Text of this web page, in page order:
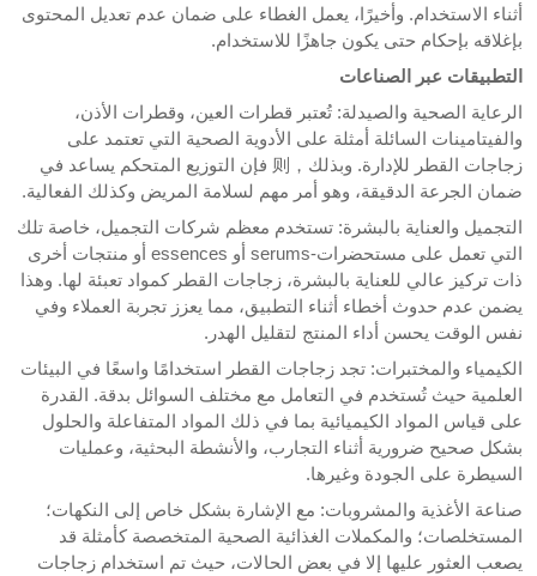
أثناء الاستخدام. وأخيرًا، يعمل الغطاء على ضمان عدم تعديل المحتوى
بإغلاقه بإحكام حتى يكون جاهزًا للاستخدام.
التطبيقات عبر الصناعات
الرعاية الصحية والصيدلة: تُعتبر قطرات العين، وقطرات الأذن،
والفيتامينات السائلة أمثلة على الأدوية الصحية التي تعتمد على
زجاجات القطر للإدارة. وبذلك，则 فإن التوزيع المتحكم يساعد في
ضمان الجرعة الدقيقة، وهو أمر مهم لسلامة المريض وكذلك الفعالية.
التجميل والعناية بالبشرة: تستخدم معظم شركات التجميل، خاصة تلك
التي تعمل على مستحضرات-serums أو essences أو منتجات أخرى
ذات تركيز عالي للعناية بالبشرة، زجاجات القطر كمواد تعبئة لها. وهذا
يضمن عدم حدوث أخطاء أثناء التطبيق، مما يعزز تجربة العملاء وفي
نفس الوقت يحسن أداء المنتج لتقليل الهدر.
الكيمياء والمختبرات: تجد زجاجات القطر استخدامًا واسعًا في البيئات
العلمية حيث تُستخدم في التعامل مع مختلف السوائل بدقة. القدرة
على قياس المواد الكيميائية بما في ذلك المواد المتفاعلة والحلول
بشكل صحيح ضرورية أثناء التجارب، والأنشطة البحثية، وعمليات
السيطرة على الجودة وغيرها.
صناعة الأغذية والمشروبات: مع الإشارة بشكل خاص إلى النكهات؛
المستخلصات؛ والمكملات الغذائية الصحية المتخصصة كأمثلة قد
يصعب العثور عليها إلا في بعض الحالات، حيث تم استخدام زجاجات